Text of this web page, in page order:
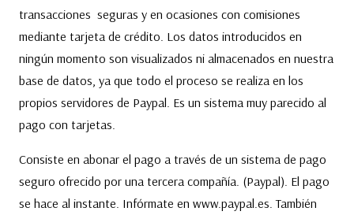
transacciones seguras y en ocasiones con comisiones
mediante tarjeta de crédito. Los datos introducidos en
ningún momento son visualizados ni almacenados en nuestra
base de datos, ya que todo el proceso se realiza en los
propios servidores de Paypal. Es un sistema muy parecido al
pago con tarjetas.
Consiste en abonar el pago a través de un sistema de pago
seguro ofrecido por una tercera compañía. (Paypal). El pago
se hace al instante. Infórmate en www.paypal.es. También